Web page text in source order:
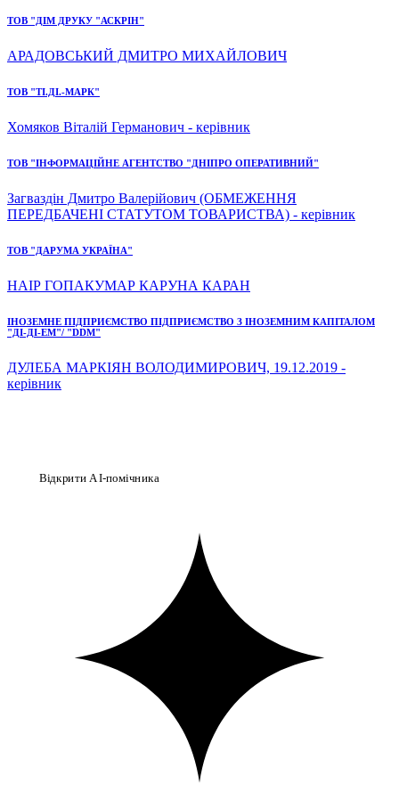
ТОВ "ДІМ ДРУКУ "АСКРІН"
АРАДОВСЬКИЙ ДМИТРО МИХАЙЛОВИЧ
ТОВ "ТІ.ДІ.-МАРК"
Хомяков Віталій Германович - керівник
ТОВ "ІНФОРМАЦІЙНЕ АГЕНТСТВО "ДНІПРО ОПЕРАТИВНИЙ"
Загваздін Дмитро Валерійович (ОБМЕЖЕННЯ
ПЕРЕДБАЧЕНІ СТАТУТОМ ТОВАРИСТВА) - керівник
ТОВ "ДАРУМА УКРАЇНА"
НАІР ГОПАКУМАР КАРУНА КАРАН
ІНОЗЕМНЕ ПІДПРИЄМСТВО ПІДПРИЄМСТВО З ІНОЗЕМНИМ КАПІТАЛОМ
"ДІ-ДІ-ЕМ"/ "DDM"
ДУЛЕБА МАРКІЯН ВОЛОДИМИРОВИЧ, 19.12.2019 -
керівник
Відкрити AI-помічника